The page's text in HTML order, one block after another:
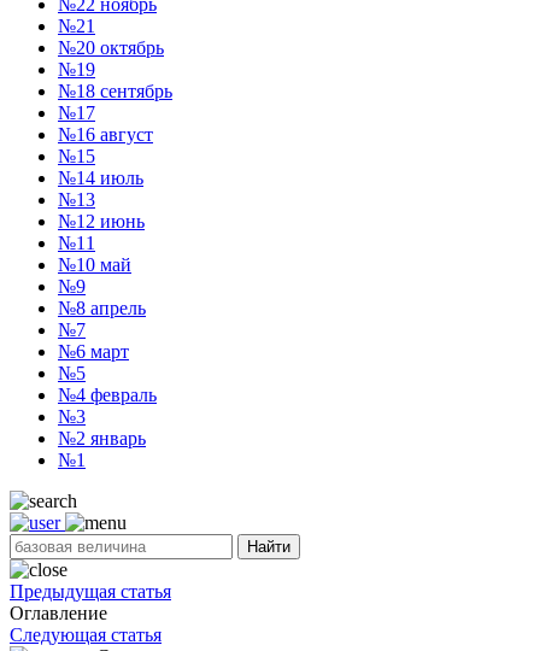
№22 ноябрь
№21
№20 октябрь
№19
№18 сентябрь
№17
№16 август
№15
№14 июль
№13
№12 июнь
№11
№10 май
№9
№8 апрель
№7
№6 март
№5
№4 февраль
№3
№2 январь
№1
Найти
Предыдущая статья
Оглавление
Следующая статья